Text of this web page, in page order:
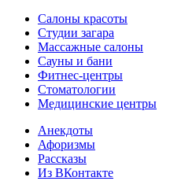
Салоны красоты
Студии загара
Массажные салоны
Сауны и бани
Фитнес-центры
Стоматологии
Медицинские центры
Анекдоты
Афоризмы
Рассказы
Из ВКонтакте